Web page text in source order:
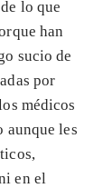
lo que
han
sucio de
por
médicos
aunque les
en el